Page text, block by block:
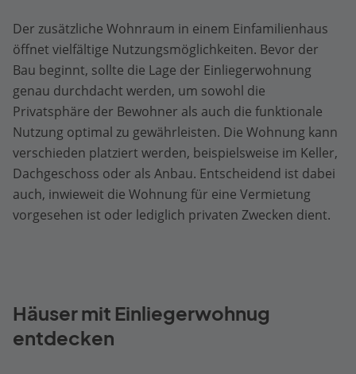
Der zusätzliche Wohnraum in einem Einfamilienhaus
öffnet vielfältige Nutzungsmöglichkeiten. Bevor der
Bau beginnt, sollte die Lage der Einliegerwohnung
genau durchdacht werden, um sowohl die
Privatsphäre der Bewohner als auch die funktionale
Nutzung optimal zu gewährleisten. Die Wohnung kann
verschieden platziert werden, beispielsweise im Keller,
Dachgeschoss oder als Anbau. Entscheidend ist dabei
auch, inwieweit die Wohnung für eine Vermietung
vorgesehen ist oder lediglich privaten Zwecken dient.
Häuser mit Einliegerwohnug
entdecken